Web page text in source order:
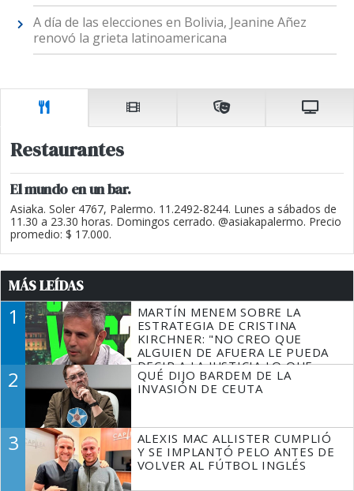
A día de las elecciones en Bolivia, Jeanine Añez
renovó la grieta latinoamericana
Restaurantes
El mundo en un bar.
Asiaka. Soler 4767, Palermo. 11.2492-8244. Lunes a sábados de
11.30 a 23.30 horas. Domingos cerrado. @asiakapalermo. Precio
promedio: $ 17.000.
MÁS LEÍDAS
1
MARTÍN MENEM SOBRE LA
ESTRATEGIA DE CRISTINA
KIRCHNER: "NO CREO QUE
ALGUIEN DE AFUERA LE PUEDA
DECIR A LA JUSTICIA LO QUE
TIENE QUE HACER"
2
QUÉ DIJO BARDEM DE LA
INVASIÓN DE CEUTA
3
ALEXIS MAC ALLISTER CUMPLIÓ
Y SE IMPLANTÓ PELO ANTES DE
VOLVER AL FÚTBOL INGLÉS